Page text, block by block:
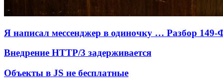
Я написал мессенджер в одиночку … Разбор 149-
Внедрение HTTP/3 задерживается
Объекты в JS не бесплатные